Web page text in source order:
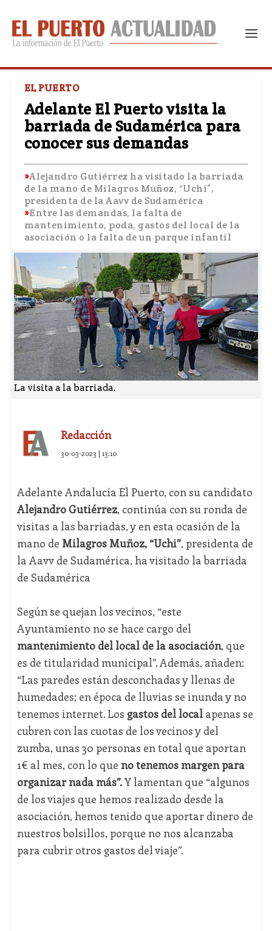
EL PUERTO
Adelante El Puerto visita la
barriada de Sudamérica para
conocer sus demandas
Alejandro Gutiérrez ha visitado la barriada
de la mano de Milagros Muñoz, “Uchi”,
presidenta de la Aavv de Sudamérica
Entre las demandas, la falta de
mantenimiento, poda, gastos del local de la
asociación o la falta de un parque infantil
La visita a la barriada.
Redacción
30-03-2023 | 13:10
Adelante Andalucía El Puerto, con su candidato
Alejandro Gutiérrez, continúa con su ronda de
visitas a las barriadas, y en esta ocasión de la
mano de Milagros Muñoz, “Uchi”, presidenta de
la Aavv de Sudamérica, ha visitado la barriada
de Sudamérica
Según se quejan los vecinos, “este
Ayuntamiento no se hace cargo del
mantenimiento del local de la asociación, que
es de titularidad municipal”. Además, añaden:
“Las paredes están desconchadas y llenas de
humedades; en época de lluvias se inunda y no
tenemos internet. Los gastos del localapenas se
cubren con las cuotas de los vecinos y del
zumba, unas 30 personas en total que aportan
1€ al mes, con lo que no tenemos margen para
organizar nada más”.Y lamentan que “algunos
de los viajes que hemos realizado desde la
asociación, hemos tenido que aportar dinero de
nuestros bolsillos, porque no nos alcanzaba
para cubrir otros gastos del viaje”.